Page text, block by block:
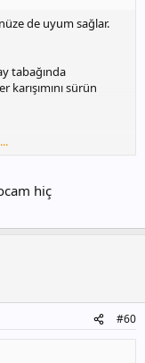
de uyum sağlar.
tabağında
karışımını sürün
gene zeytin yağı
sarımsaklı yoğurt
hiç
#60